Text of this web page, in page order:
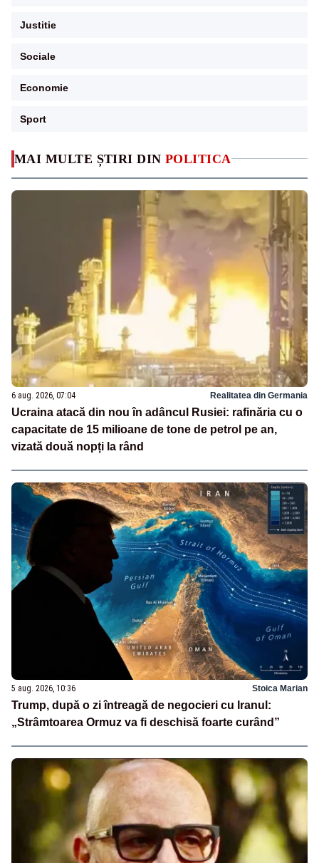
MAI MULTE ȘTIRI DIN POLITICA
6 aug. 2026, 07:04 Realitatea din Germania
Ucraina atacă din nou în adâncul Rusiei: rafinăria cu o
capacitate de 15 milioane de tone de petrol pe an,
vizată două nopți la rând
5 aug. 2026, 10:36 Stoica Marian
Trump, după o zi întreagă de negocieri cu Iranul:
„Strâmtoarea Ormuz va fi deschisă foarte curând”
Justitie
Sociale
Economie
Sport